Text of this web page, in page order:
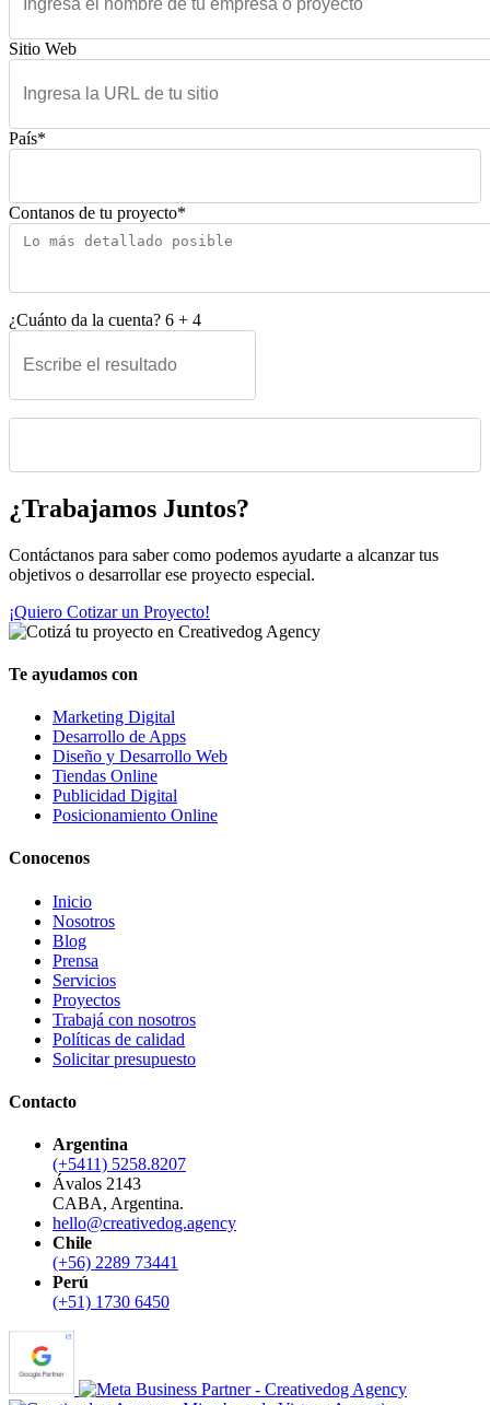
Sitio Web
País*
Contanos de tu proyecto*
¿Cuánto da la cuenta? 6 + 4
Please leave this field empty.
¿Trabajamos Juntos?
Contáctanos para saber como podemos ayudarte a alcanzar tus
objetivos o desarrollar ese proyecto especial.
¡Quiero Cotizar un Proyecto!
Te ayudamos con
Marketing Digital
Desarrollo de Apps
Diseño y Desarrollo Web
Tiendas Online
Publicidad Digital
Posicionamiento Online
Conocenos
Inicio
Nosotros
Blog
Prensa
Servicios
Proyectos
Trabajá con nosotros
Políticas de calidad
Solicitar presupuesto
Contacto
Argentina
(+5411) 5258.8207
Ávalos 2143
CABA, Argentina.
hello@creativedog.agency
Chile
(+56) 2289 73441
Perú
(+51) 1730 6450